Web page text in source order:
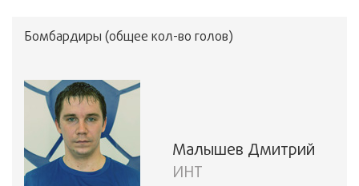
Бомбардиры (общее кол-во голов)
Малышев Дмитрий
ИНТ